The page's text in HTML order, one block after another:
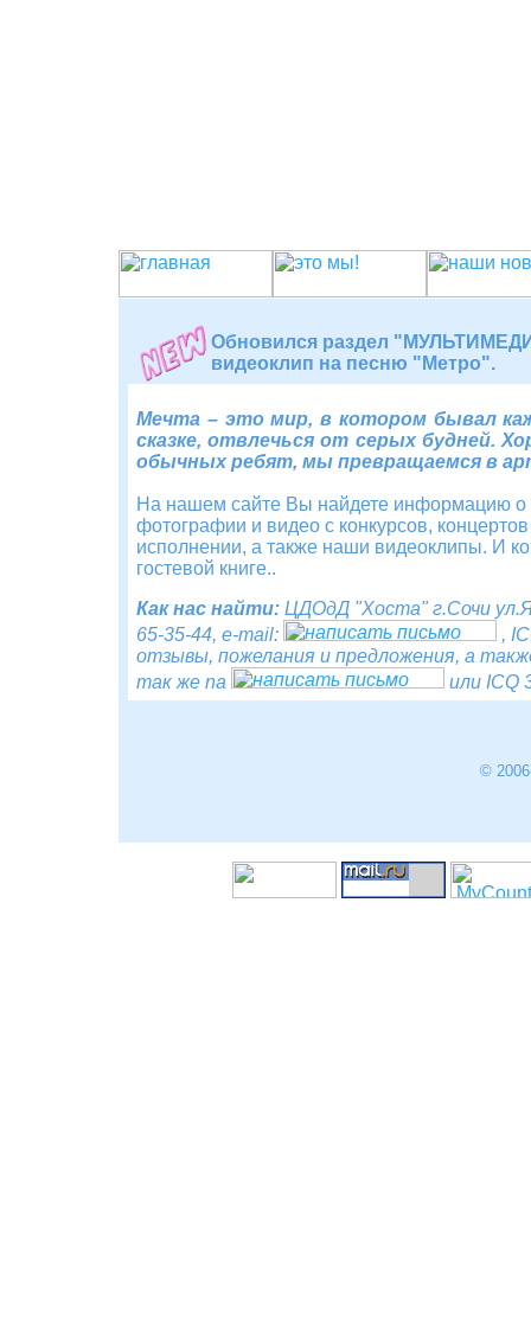
Обновился раздел
видеоклип на песню "Метро".
Мечта – это мир, в котором бывал
сказке, отвлечься от серых будней.
обычных ребят, мы превращаемся в
На нашем сайте Вы найдете информацию о
фотографии и видео с конкурсов,
исполнении, а также наши видеоклипы. И
гостевой книге..
Как нас найти: ЦДОдД "Хоста" г.Сочи
65-35-44, e-mail:
,
отзывы, пожелания и предложения, а
так же na
или ICQ
©